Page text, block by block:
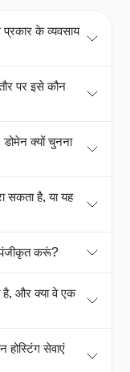
के व्यवसाय
पर इसे कौन
क्यों चुनना
सकता है, या यह
करूं?
है, और क्या वे एक
होस्टिंग सेवाएं